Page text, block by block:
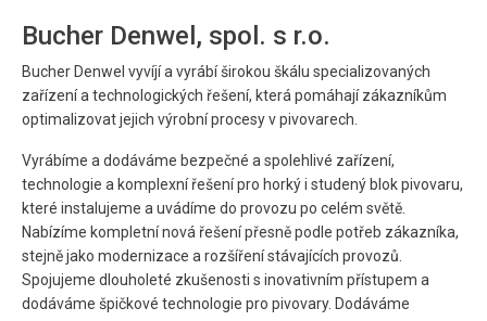
Bucher Denwel, spol. s r.o.
Bucher Denwel vyvíjí a vyrábí širokou škálu specializovaných
zařízení a technologických řešení, která pomáhají zákazníkům
optimalizovat jejich výrobní procesy v pivovarech.
Vyrábíme a dodáváme bezpečné a spolehlivé zařízení,
technologie a komplexní řešení pro horký i studený blok pivovaru,
které instalujeme a uvádíme do provozu po celém světě.
Nabízíme kompletní nová řešení přesně podle potřeb zákazníka,
stejně jako modernizace a rozšíření stávajících provozů.
Spojujeme dlouholeté zkušenosti s inovativním přístupem a
dodáváme špičkové technologie pro pivovary. Dodáváme